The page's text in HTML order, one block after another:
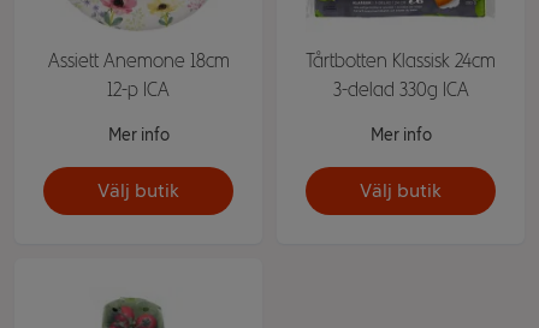
Assiett Anemone 18cm
12-p ICA
Mer info
Välj butik
Tårtbotten Klassisk 24cm
3-delad 330g ICA
Mer info
Välj butik